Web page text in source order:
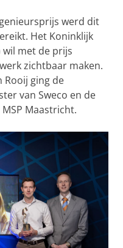
werd dit
Het Koninklijk
wil met de prijs
zichtbaar maken.
Rooij ging de
van Sweco en de
Maastricht.